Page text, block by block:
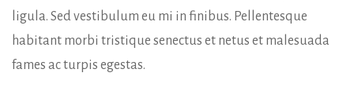
ligula. Sed vestibulum eu mi in finibus. Pellentesque
habitant morbi tristique senectus et netus et malesuada
fames ac turpis egestas.